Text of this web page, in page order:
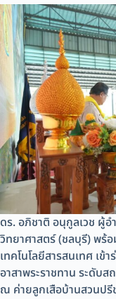
ดร. อภิชาติ อนุกูลเวช ผู้อ
วิทยาศาสตร์ (ชลบุรี) พร้
เทคโนโลยีสารสนเทศ เ
อาสาพระราชทาน ระดับ
ณ ค่ายลูกเสือบ้านสวนปรี